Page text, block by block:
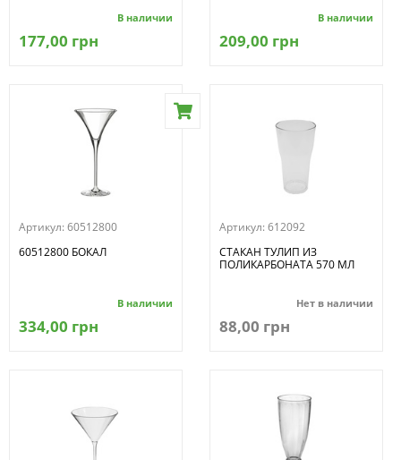
В наличии
177,00 грн
В наличии
209,00 грн
Артикул: 60512800
60512800 БОКАЛ
В наличии
334,00 грн
Артикул: 612092
СТАКАН ТУЛИП ИЗ
ПОЛИКАРБОНАТА 570 МЛ
Нет в наличии
88,00 грн